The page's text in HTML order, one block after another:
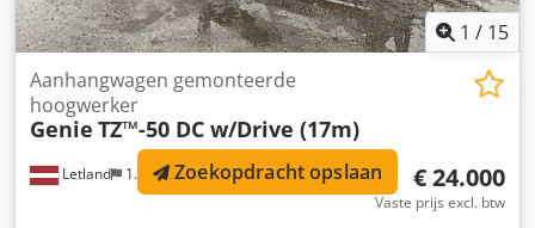
1 / 15
Letland 1.350 km
Aanhangwagen gemonteerde
hoogwerker
Genie TZ™-50 DC w/Drive (17m)
€ 24.000
Vaste prijs excl. btw
Zoekopdracht opslaan